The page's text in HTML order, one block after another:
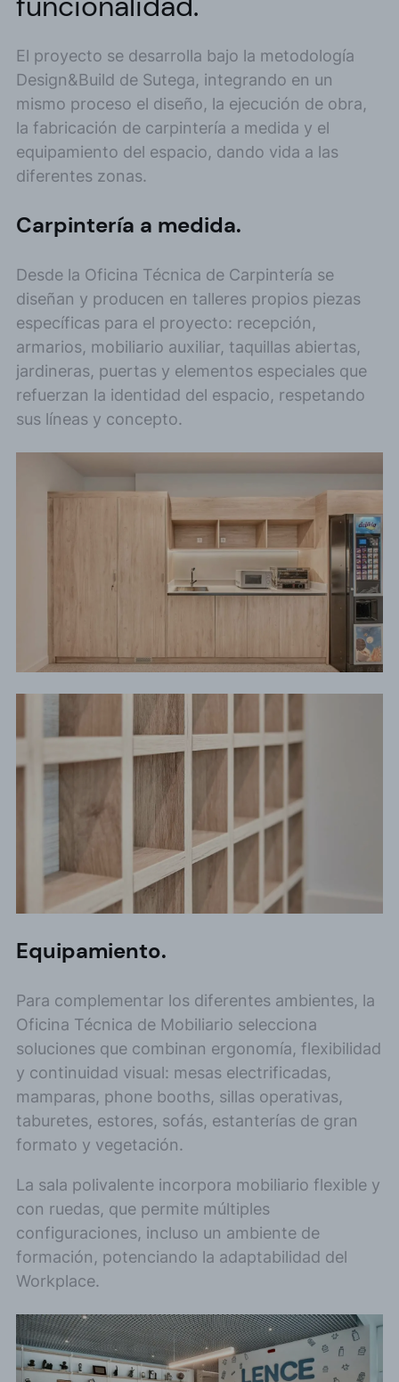
El proyecto se desarrolla bajo la metodología
Design&Build de Sutega, integrando en un
mismo proceso el diseño, la ejecución de obra,
la fabricación de carpintería a medida y el
equipamiento del espacio, dando vida a las
diferentes zonas.
Carpintería a medida.
Desde la Oficina Técnica de Carpintería se
diseñan y producen en talleres propios piezas
específicas para el proyecto: recepción,
armarios, mobiliario auxiliar, taquillas abiertas,
jardineras, puertas y elementos especiales que
refuerzan la identidad del espacio, respetando
sus líneas y concepto.
Equipamiento.
Para complementar los diferentes ambientes, la
Oficina Técnica de Mobiliario selecciona
soluciones que combinan ergonomía, flexibilidad
y continuidad visual: mesas electrificadas,
mamparas, phone booths, sillas operativas,
taburetes, estores, sofás, estanterías de gran
formato y vegetación.
La sala polivalente incorpora mobiliario flexible y
con ruedas, que permite múltiples
configuraciones, incluso un ambiente de
formación, potenciando la adaptabilidad del
Workplace.